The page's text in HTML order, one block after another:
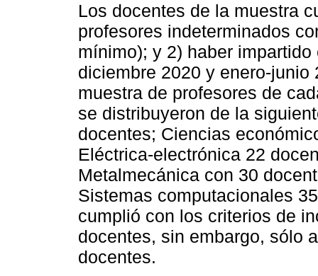
Los docentes de la muestra
profesores indeterminados
mínimo); y 2) haber
diciembre 2020 y enero-
muestra de profesores de
se distribuyeron de la
docentes; Ciencias
Eléctrica-electrónica 22
Metalmecánica con 30
Sistemas computacionales
cumplió con los criterios de
docentes, sin embargo, sólo
docentes.